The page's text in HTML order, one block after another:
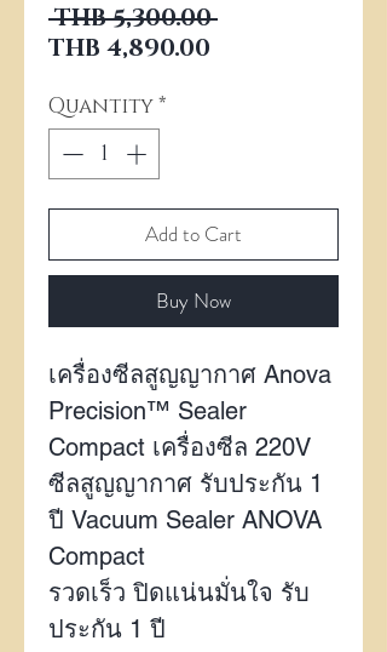
THB 5,300.00 Regular Price
THB 4,890.00
Quantity*
Add to Cart
Buy Now
เครื่องซีลสูญญากาศ Anova
Precision™ Sealer
Compact เครื่องซีล 220V
ซีลสูญญากาศ รับประกัน 1
ปี Vacuum Sealer ANOVA
Compact
รวดเร็ว ปิดแน่นมั่นใจ รับ
ประกัน 1 ปี